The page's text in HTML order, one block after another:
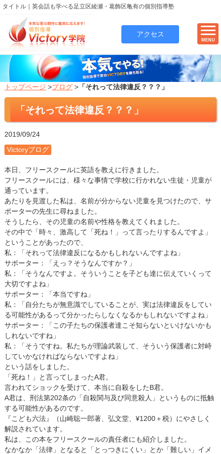
タイトル｜英会話も学べる足立区綾瀬・葛飾区亀有の個別指導塾
アクセス
MENU
トップページ >ブログ>「それって法律違反？？？」
「それって法律違反？？？」
2019/09/24
Victoryブログ
本日、フリースクールに英語を教えに行きました。
フリースクールには、様々な事情で学校に行かれない生徒・児童が
通っています。
あたりを見渡した私は、名前が分からない児童を見つけたので、サ
ポーターの先生に尋ねました。
そうしたら、その児童の名前や性格を教えてくれました。
その中で「時々、激高して「死ね！」って言ったりするんですよ」
ということがあったので、
私：「それって法律違反になるかもしれないんですよね」
サポーター：「えっ？そうなんですか？」
私：「そうなんですよ。そういうことを子ども達に伝えていくって
大切ですよね」
サポーター：「本当ですね」
私：「自分たちが無意識でしていることが、実は法律違反をしてい
る可能性があるって分かったらしなくなるかもしれないですよね」
サポーター：「この子たちの保護者達こそ知らないといけないかも
しれないですね」
私：「そうですね。私たちが理論武装して、そういう保護者に対峙
していかなければならないですよね」
という話をしました。
「死ね！」と言ってしまったA君。
言われてショックを受けて、本当に自殺をしたB君。
A君は、刑法第202条の「自殺関与及び同意殺人」というものに抵触
する可能性があるのです。
『こども六法』（山崎聡一郎著、弘文堂、¥1200＋税）にやさしく
解説されています。
私は、この本をフリースクールの責任者にも紹介しました。
なかなか「法律」となると「とっつきにくい」とか「難しい」イメ